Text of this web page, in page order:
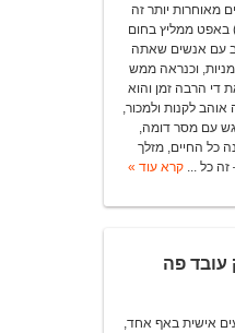
יותר זה
באפט ממליץ בחום
עם אנשים שאתה
וכנראה ממש
די הרבה זמן והוא
לקנות ולמכור,
עם מסר דומה,
כל החיים, מזלך
זה כל ...קרא עוד »
עובד פה
אישית באף אחד,